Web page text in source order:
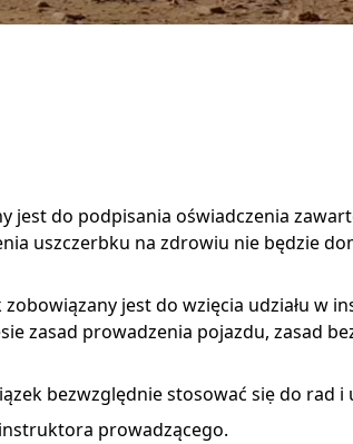
jest do podpisania oświadczenia
uszczerbku na zdrowiu nie będzie
zobowiązany jest do wzięcia udziału
zasad prowadzenia pojazdu, zasad
bezwzględnie stosować siẹ do rad
prowadzącego.